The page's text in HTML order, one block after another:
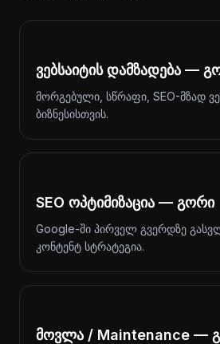
ვებსაიტის დამზადება —
მორგებული, სწრაფი, SEO-მზად
ბიზნესისთვის.
SEO ოპტიმიზაცია — გორი
Google-ში პირველ გვერდზე
კონტენტ სტრატეგია.
მოვლა / Maintenance —